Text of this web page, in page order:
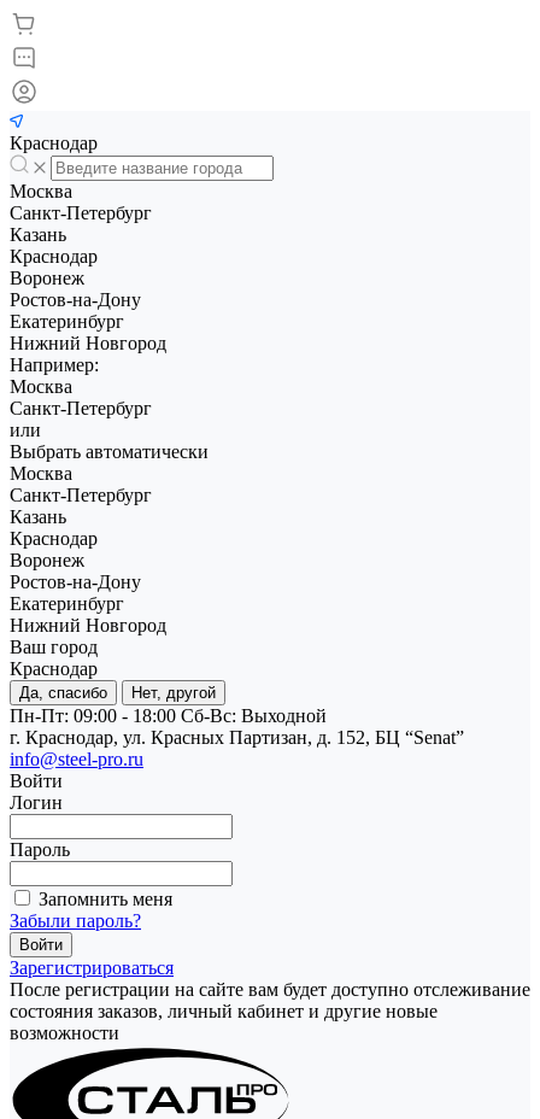
Краснодар
Москва
Санкт-Петербург
Казань
Краснодар
Воронеж
Ростов-на-Дону
Екатеринбург
Нижний Новгород
Например:
Москва
Санкт-Петербург
или
Выбрать автоматически
Москва
Санкт-Петербург
Казань
Краснодар
Воронеж
Ростов-на-Дону
Екатеринбург
Нижний Новгород
Ваш город
Краснодар
Да, спасибо Нет, другой
Пн-Пт: 09:00 - 18:00 Cб-Вс: Выходной
г. Краснодар, ул. Красных Партизан, д. 152, БЦ “Senat”
info@steel-pro.ru
Войти
Логин
Пароль
Запомнить меня
Забыли пароль?
Зарегистрироваться
После регистрации на сайте вам будет доступно отслеживание
состояния заказов, личный кабинет и другие новые
возможности